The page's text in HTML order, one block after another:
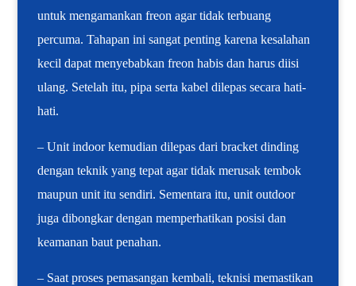
untuk mengamankan freon agar tidak terbuang
percuma. Tahapan ini sangat penting karena kesalahan
kecil dapat menyebabkan freon habis dan harus diisi
ulang. Setelah itu, pipa serta kabel dilepas secara hati-
hati.
– Unit indoor kemudian dilepas dari bracket dinding
dengan teknik yang tepat agar tidak merusak tembok
maupun unit itu sendiri. Sementara itu, unit outdoor
juga dibongkar dengan memperhatikan posisi dan
keamanan baut penahan.
– Saat proses pemasangan kembali, teknisi memastikan